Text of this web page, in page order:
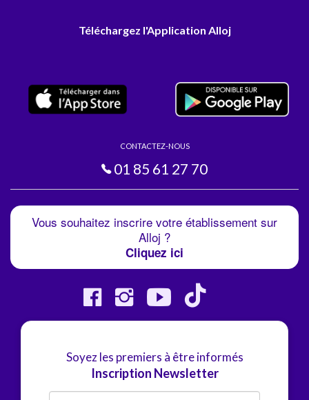
Téléchargez l'Application Alloj
CONTACTEZ-NOUS
01 85 61 27 70
Vous souhaitez inscrire votre établissement sur
Alloj ?
Cliquez ici
Soyez les premiers à être informés
Inscription Newsletter